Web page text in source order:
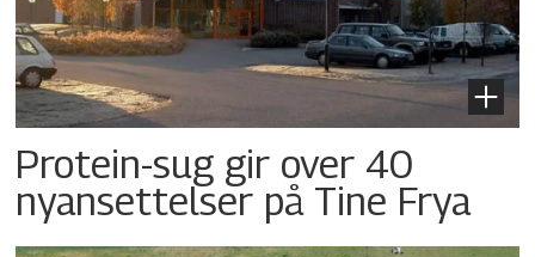
Protein-sug gir over 40
nyansettelser på Tine Frya